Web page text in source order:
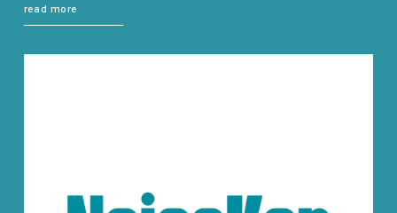
read more